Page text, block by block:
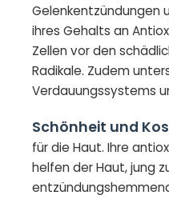
Gelenkentzündungen
ihres Gehalts an
Zellen vor den
Radikale. Zudem
Verdauungssystems
Schönheit und
für die Haut. Ihre
helfen der Haut, jung